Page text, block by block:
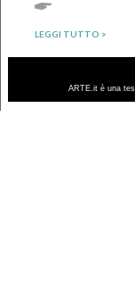
LEGGI TUTTO >
ARTE.it è una